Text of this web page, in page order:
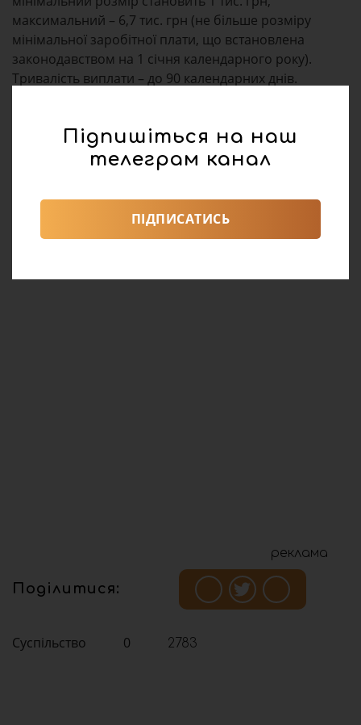
максимальний – 6,7 тис. грн (не більше розміру
мінімальної заробітної плати, що встановлена
законодавством на 1 січня календарного року).
Тривалість виплати – до 90 календарних днів.
реклама
Поділитися:
Суспільство 0 2783
Підпишіться на наш
телеграм канал
ПІДПИСАТИСЬ